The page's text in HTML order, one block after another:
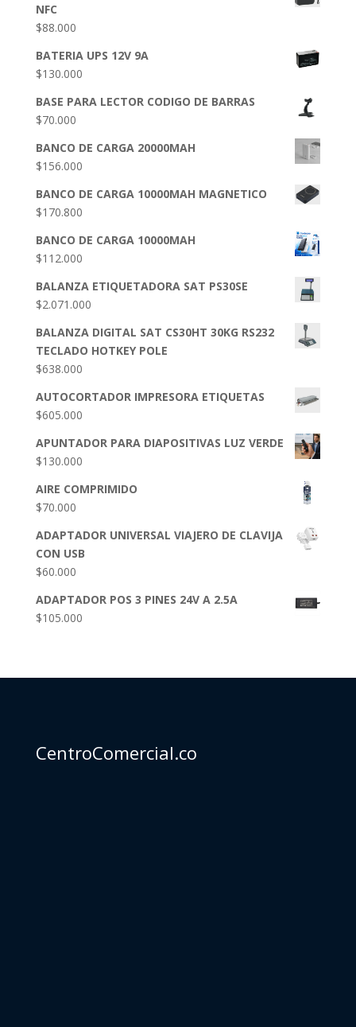
NFC
$88.000
BATERIA UPS 12V 9A
$130.000
BASE PARA LECTOR CODIGO DE BARRAS
$70.000
BANCO DE CARGA 20000MAH
$156.000
BANCO DE CARGA 10000MAH MAGNETICO
$170.800
BANCO DE CARGA 10000MAH
$112.000
BALANZA ETIQUETADORA SAT PS30SE
$2.071.000
BALANZA DIGITAL SAT CS30HT 30KG RS232
TECLADO HOTKEY POLE
$638.000
AUTOCORTADOR IMPRESORA ETIQUETAS
$605.000
APUNTADOR PARA DIAPOSITIVAS LUZ VERDE
$130.000
AIRE COMPRIMIDO
$70.000
ADAPTADOR UNIVERSAL VIAJERO DE CLAVIJA
CON USB
$60.000
ADAPTADOR POS 3 PINES 24V A 2.5A
$105.000
CentroComercial.co